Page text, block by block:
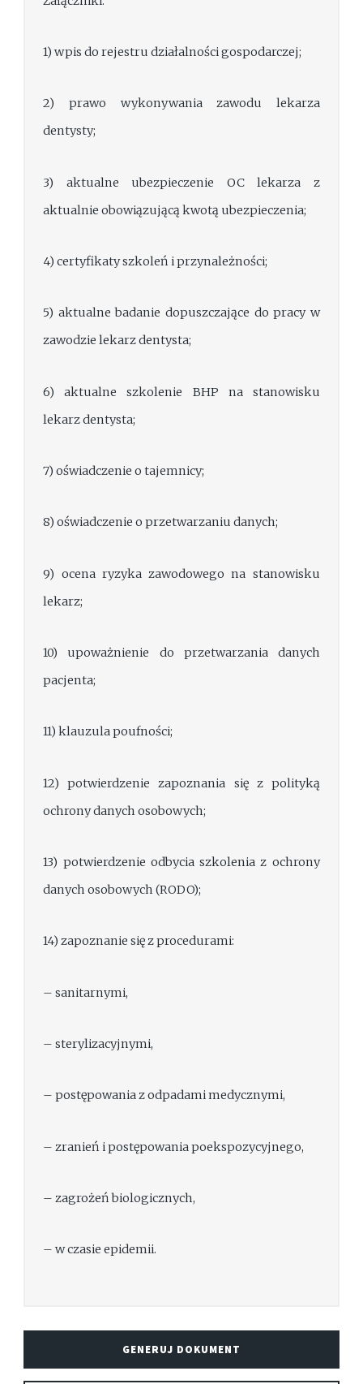
1) wpis do rejestru działalności gospodarczej;
2) prawo wykonywania zawodu lekarza
dentysty;
3) aktualne ubezpieczenie OC lekarza z
aktualnie obowiązującą kwotą ubezpieczenia;
4) certyfikaty szkoleń i przynależności;
5) aktualne badanie dopuszczające do pracy w
zawodzie lekarz dentysta;
6) aktualne szkolenie BHP na stanowisku
lekarz dentysta;
7) oświadczenie o tajemnicy;
8) oświadczenie o przetwarzaniu danych;
9) ocena ryzyka zawodowego na stanowisku
lekarz;
10) upoważnienie do przetwarzania danych
pacjenta;
11) klauzula poufności;
12) potwierdzenie zapoznania się z polityką
ochrony danych osobowych;
13) potwierdzenie odbycia szkolenia z ochrony
danych osobowych (RODO);
14) zapoznanie się z procedurami:
– sanitarnymi,
– sterylizacyjnymi,
– postępowania z odpadami medycznymi,
– zranień i postępowania poekspozycyjnego,
– zagrożeń biologicznych,
– w czasie epidemii.
GENERUJ DOKUMENT